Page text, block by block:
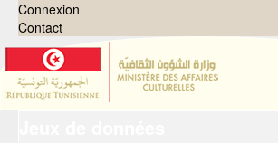
Connexion
Contact